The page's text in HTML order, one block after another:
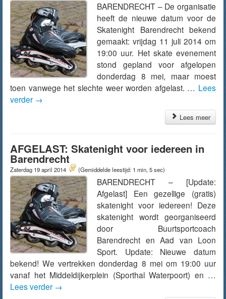
BARENDRECHT – De organisatie
heeft de nieuwe datum voor de
Skatenight Barendrecht bekend
gemaakt: vrijdag 11 juli 2014 om
19:00 uur. Het skate evenement
stond gepland voor afgelopen
donderdag 8 mei, maar moest
toen vanwege het slechte weer worden afgelast. … Lees
verder →
Lees meer
AFGELAST: Skatenight voor iedereen in
Barendrecht
Zaterdag 19 april 2014 (Gemiddelde leestijd: 1 min, 5 sec)
BARENDRECHT – [Update:
Afgelast] Een gezellige (gratis)
skatenight voor iedereen! Deze
skatenight wordt georganiseerd
door Buurtsportcoach
Barendrecht en Aad van Loon
Sport. Update: Nieuwe datum
bekend! We vertrekken donderdag 8 mei om 19:00 uur
vanaf het Middeldijkerplein (Sporthal Waterpoort) en …
Lees verder →